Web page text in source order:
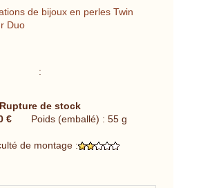
de bijoux en perles Twin
Duo
:
Rupture de stock
€ Poids (emballé) : 55 g
de montage :